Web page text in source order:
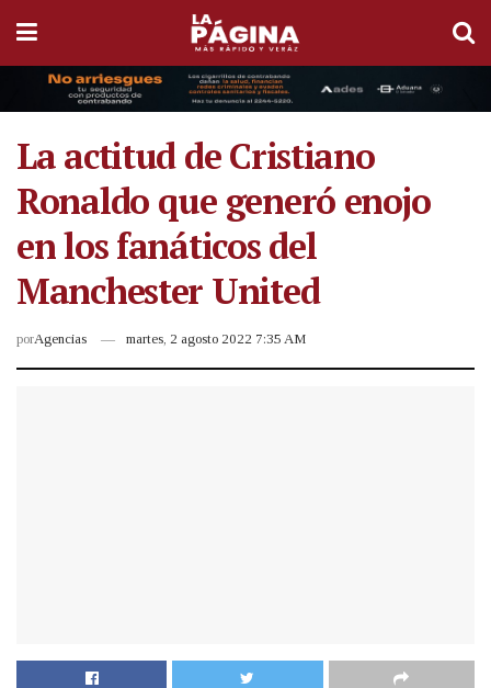
La actitud de Cristiano
Ronaldo que generó enojo
en los fanáticos del
Manchester United
porAgencias martes, 2 agosto 2022 7:35 AM